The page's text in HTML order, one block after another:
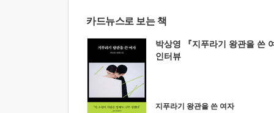
카드뉴스로 보는 책
박상영 『지푸라기 왕관을 쓴
인터뷰
지푸라기 왕관을 쓴 여자